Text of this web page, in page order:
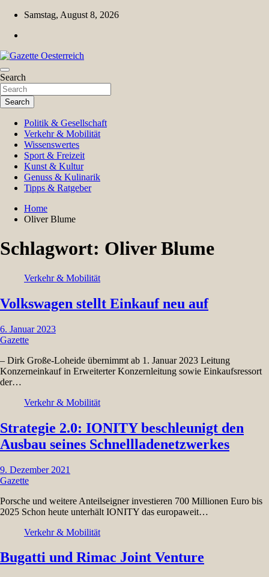
Skip
content
Samstag, August 8, 2026
Gazette Oesterreich
Magazin für Freizeit, Politik, Kultur & Wissenschaft
Search
Search
Politik & Gesellschaft
Verkehr & Mobilität
Wissenswertes
Sport & Freizeit
Kunst & Kultur
Genuss & Kulinarik
Tipps & Ratgeber
Home
Oliver Blume
Schlagwort: Oliver Blume
Verkehr & Mobilität
Volkswagen stellt Einkauf neu auf
6. Januar 2023
Gazette
– Dirk Große-Loheide übernimmt ab 1. Januar 2023 Leitung
Konzerneinkauf in Erweiterter Konzernleitung sowie Einkaufsressort
der…
Verkehr & Mobilität
Strategie 2.0: IONITY beschleunigt den
Ausbau seines Schnellladenetzwerkes
9. Dezember 2021
Gazette
Porsche und weitere Anteilseigner investieren 700 Millionen Euro bis
2025 Schon heute unterhält IONITY das europaweit…
Verkehr & Mobilität
Bugatti und Rimac Joint Venture